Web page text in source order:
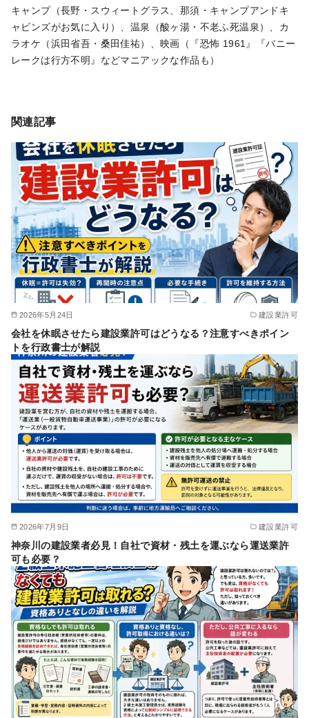
キャンプ（長野・スウィートグラス、那須・キャンプアンドキ
ャビンズがお気に入り）、温泉（酸ヶ湯・不老ふ死温泉）、カ
ラオケ（浜田省吾・桑田佳祐）、映画（『恐怖 1961』『バニー
レークは行方不明』などマニアックな作品も）
関連記事
2026年5月24日 建設業許可
会社を休眠させたら建設業許可はどうなる？注意すべきポイン
トを行政書士が解説
2026年7月9日 建設業許可
神奈川の建設業者必見！自社で資材・残土を運ぶなら運送業許
可も必要？